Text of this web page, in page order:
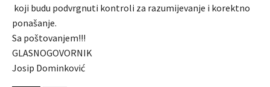
koji budu podvrgnuti kontroli za razumijevanje i korektno
ponašanje.
Sa poštovanjem!!!
GLASNOGOVORNIK
Josip Dominković